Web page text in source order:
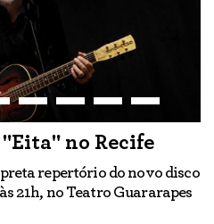
no Recife
repertório do novo disco
21h, no Teatro Guararapes